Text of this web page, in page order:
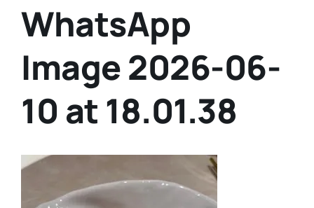
WhatsApp
Image 2026-06-
10 at 18.01.38